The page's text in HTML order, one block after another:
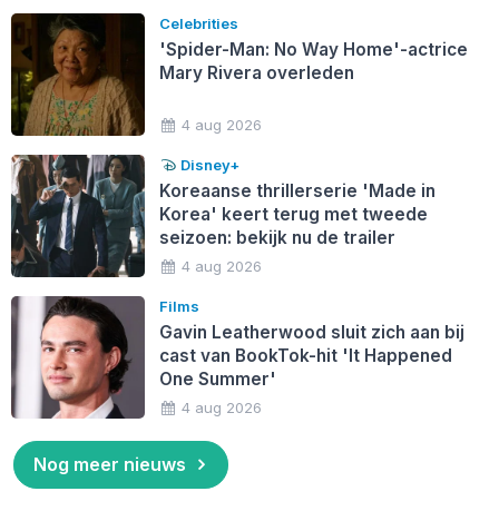
Celebrities
'Spider-Man: No Way Home'-actrice
Mary Rivera overleden
4 aug 2026
Disney+
Koreaanse thrillerserie 'Made in
Korea' keert terug met tweede
seizoen: bekijk nu de trailer
4 aug 2026
Films
Gavin Leatherwood sluit zich aan bij
cast van BookTok-hit 'It Happened
One Summer'
4 aug 2026
Nog meer nieuws